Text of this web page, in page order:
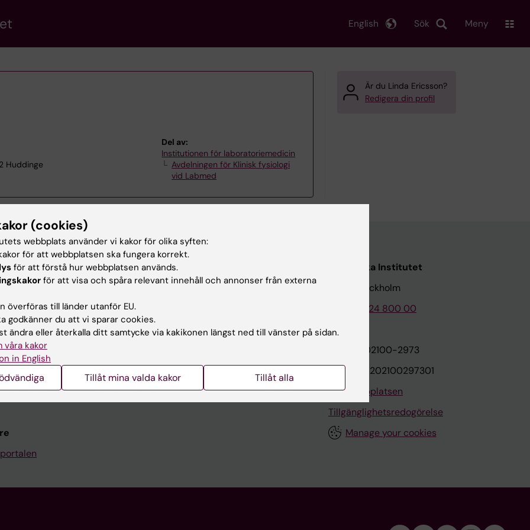
Sök
English Meny
Huddinge
Del av:
Institutionen för laboratoriemedicin
Avdelningen för Klinisk fysiologi
vid Labmed
Är du Linda Ericsson?
Redigera din profil
Kontakta och besök KI
Universitetsbiblioteket
Jobba på KI
Kontakta presstjänsten
Karolinska Institutet
171 77 Stockholm
Tel: 08-524 800 00
Org.nr: 202100-2973
VAT.nr: SE202100297301
Om webbplatsen
Tillgänglighetsredogörelse
Manage your cookies
(cookies)
webbplats använder vi kakor för olika syften:
för att webbplatsen ska fungera korrekt.
för att förstå hur webbplatsen används.
för att visa och spåra relevant innehåll och annonser från externa
överföras till länder utanför EU.
godkänner du att vi sparar cookies.
ändra eller återkalla ditt samtycke via kakikonen längst ned till vänster på sidan.
våra kakor
in English
Tillåt mina valda kakor Tillåt alla